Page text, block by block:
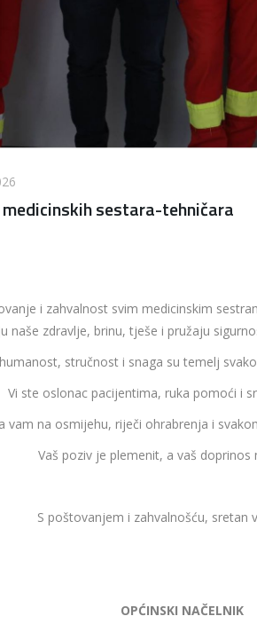
sestara-tehničara
i zahvalnost svim medicinskim
naše zdravlje, brinu, tješe i pružaju
stručnost i snaga su temelj
Vi ste oslonac pacijentima, ruka pomoći i
vam na osmijehu, riječi ohrabrenja i
Vaš poziv je plemenit, a vaš doprinos
S poštovanjem i zahvalnošću, sretan
OPĆINSKI NAČELNIK